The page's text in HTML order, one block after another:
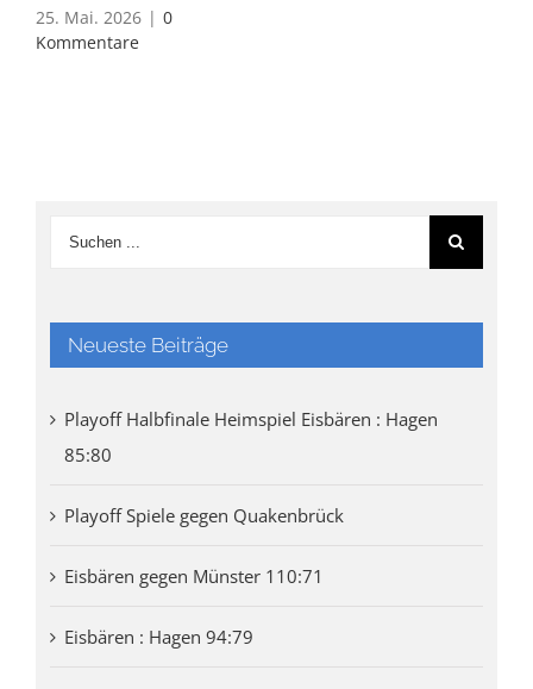
25. Mai. 2026 | 0
Kommentare
Neueste Beiträge
Playoff Halbfinale Heimspiel Eisbären : Hagen
85:80
Playoff Spiele gegen Quakenbrück
Eisbären gegen Münster 110:71
Eisbären : Hagen 94:79